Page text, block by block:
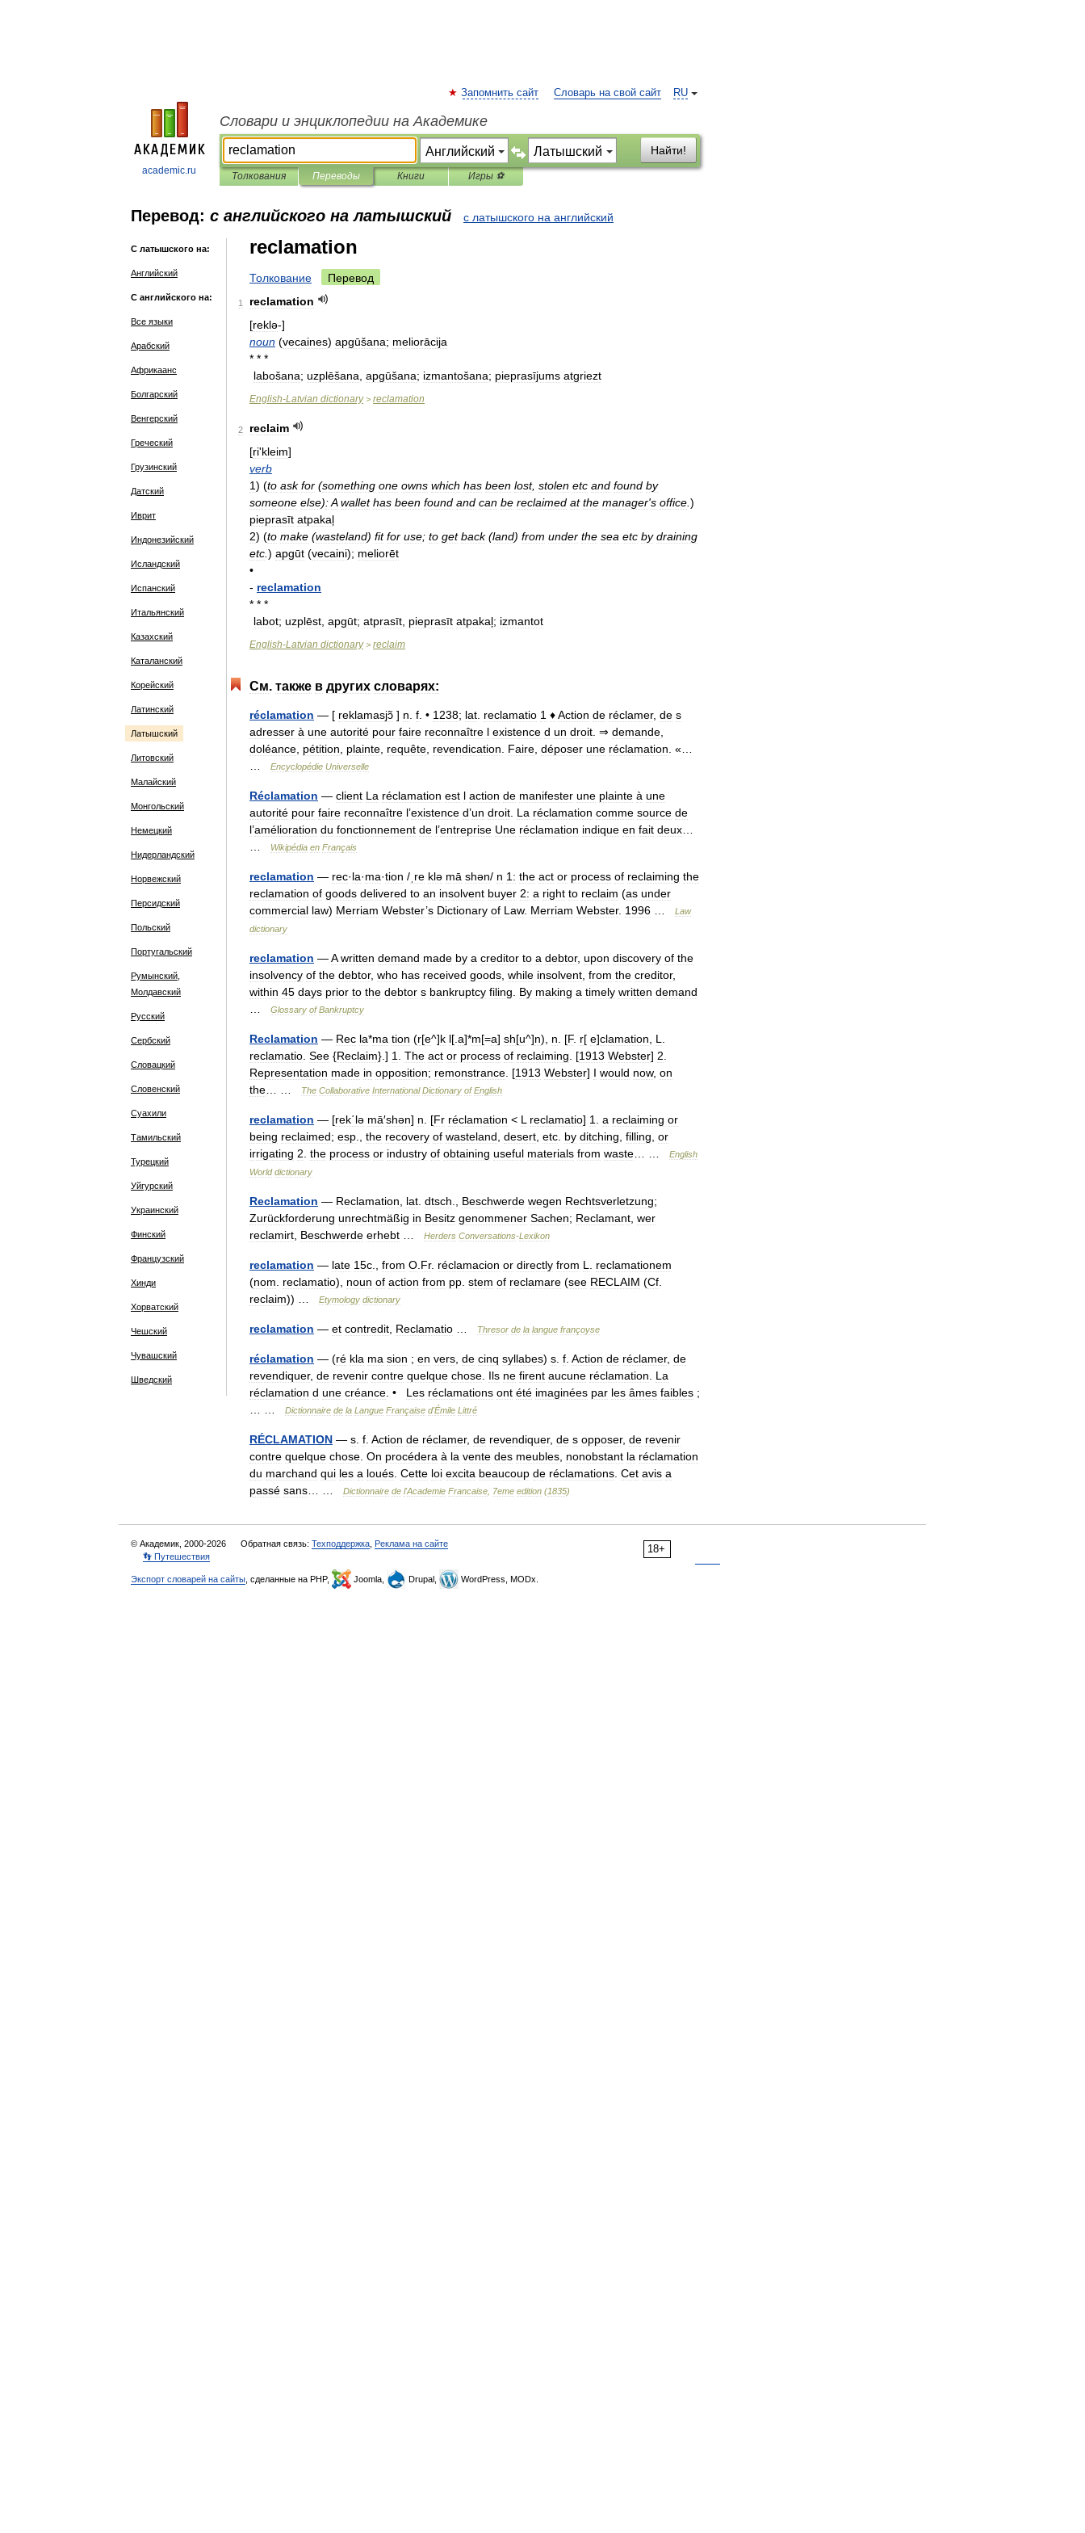
academic.ru
RU
Запомнить сайт Словарь на свой сайт
Словари и энциклопедии на Академике
Найти!
Толкования Переводы Книги Игры ⚽
Перевод: с английского на латышский с латышского на английский
С латышского на:
Английский
С английского на:
Все языки
Арабский
Африкаанс
Болгарский
Венгерский
Греческий
Грузинский
Датский
Иврит
Индонезийский
Исландский
Испанский
Итальянский
Казахский
Каталанский
Корейский
Латинский
Латышский
Литовский
Малайский
Монгольский
Немецкий
Нидерландский
Норвежский
Персидский
Польский
Португальский
Румынский,
Молдавский
Русский
Сербский
Словацкий
Словенский
Суахили
Тамильский
Турецкий
Уйгурский
Украинский
Финский
Французский
Хинди
Хорватский
Чешский
Чувашский
Шведский
reclamation
Толкование Перевод
1
reclamation
[reklə-]
noun (vecaines) apgūšana; meliorācija
* * *
labošana; uzplēšana apgūšana; izmantošana; pieprasījums atgriezt
English-Latvian dictionary> reclamation
2
reclaim
[ri'kleim]
verb
1) (to ask for (something one owns which has been lost, stolen etc and found by
someone else):A wallet has been found and can be reclaimed at the manager's office )
pieprasīt atpakaļ
2) (to make (wasteland) fit for use; to get back(land) from under the sea etc by draining
etc ) apgūt (vecaini); meliorēt
•
- reclamation
* * *
labot; uzplēst apgūt; atprasīt pieprasīt atpakaļ; izmantot
English-Latvian dictionary> reclaim
См. также в других словарях:
réclamation — [ reklamasjɔ̃ ] n f . • 1238; lat reclamatio 1 ♦Action de réclamer, de s
adresser à une autorité pour faire reconnaître l existence d un droit . ⇒ demande
doléance pétition plainte requête revendication Faire déposer une réclamation . «…
Encyclopédie Universelle
Réclamation — client La réclamation est l action de manifester une plainte à une
autorité pour faire reconnaître l’existence d’un droit La réclamation comme source de
l’amélioration du fonctionnement de l’entreprise Une réclamation indique en fait deux
Wikipédia en Français
reclamation — rec·la·ma·tion / ˌre klə mā shən/ n 1: the act or process of reclaiming the
reclamation of goods delivered to an insolvent buyer 2: a right to reclaim (as under
commercial law) Merriam Webster’s Dictionary of Law. Merriam Webster. 1996
Law
dictionary
reclamation —A written demand made by a creditor to a debtor, upon discovery of the
insolvency of the debtor, who has received goods while insolvent from the creditor,
within 45 days prior to the debtor s bankruptcy filing By making a timely written demand
Glossary of Bankruptcy
Reclamation — Rec la*ma tion (r[e^]k l[. a]*m[=a] sh[u^]n), n . [F. r[ e]clamation L
reclamatio See {Reclaim}.] 1 The act or process of reclaiming . [1913 Webster] 2
Representation made in opposition; remonstrance . [1913 Webster] I would now, on
the
The Collaborative International Dictionary of English
reclamation — [rek΄lə mā′shən] n . [Fr réclamation < L reclamatio] 1 a reclaiming or
being reclaimed; esp the recovery of wasteland desert etc by ditching filling or
irrigating 2 the process or industry of obtaining useful materials from waste
English
World dictionary
Reclamation — Reclamation lat dtsch Beschwerde wegen Rechtsverletzung;
Zurückforderung unrechtmäßig in Besitz genommener Sachen; Reclamant wer
reclamirt Beschwerde erhebt Herders Conversations-Lexikon
reclamation — late 15c from O Fr. réclamacion or directly from L
reclamationem
(nom reclamatio), noun of action from pp stem of reclamare (see RECLAIM (Cf
reclaim)) … Etymology dictionary
reclamation — et contredit Reclamatio Thresor de la langue françoyse
réclamation — (ré kla ma sion ; en vers de cinq syllabes) s f Action de réclamer, de
revendiquer, de revenir contre quelque chose Ils ne firent aucune réclamation
La
réclamation d une créance . • Les réclamations ont été imaginées par les âmes faibles ;
Dictionnaire de la Langue Française d'Émile Littré
RÉCLAMATION — s f Action de réclamer, de revendiquer, de s opposer, de revenir
contre quelque chose On procédera à la vente des meubles nonobstant la réclamation
du marchand qui les a loués Cette loi excita beaucoup de réclamations Cet avis a
passé sans Dictionnaire de l'Academie Francaise 7eme edition (1835)
18+
© Академик, 2000-2026 Обратная связь: Техподдержка Реклама на сайте
👣 Путешествия
Экспорт словарей на сайты , сделанные на PHP, Joomla, Drupal, WordPress, MODx.